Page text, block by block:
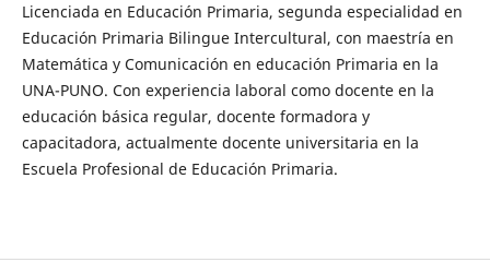
Licenciada en Educación Primaria, segunda especialidad en
Educación Primaria Bilingue Intercultural, con maestría en
Matemática y Comunicación en educación Primaria en la
UNA-PUNO. Con experiencia laboral como docente en la
educación básica regular, docente formadora y
capacitadora, actualmente docente universitaria en la
Escuela Profesional de Educación Primaria.